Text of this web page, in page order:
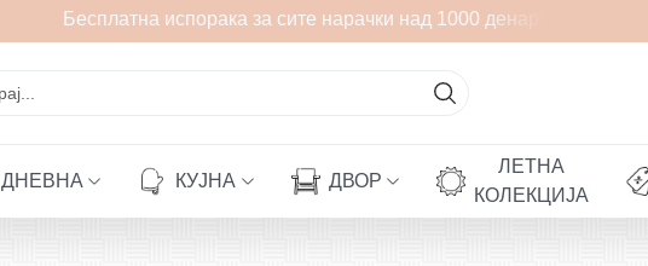
Бесплатна испорака за сите нарачки над 1000 денари
ДНЕВНА КУЈНА ДВОР
ЛЕТНА
КОЛЕКЦИЈА